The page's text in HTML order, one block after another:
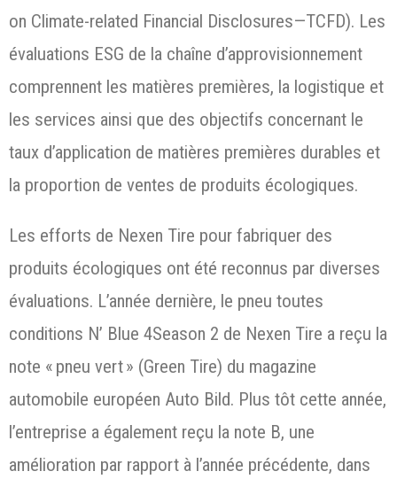
on Climate-related Financial Disclosures—TCFD). Les
évaluations ESG de la chaîne d’approvisionnement
comprennent les matières premières, la logistique et
les services ainsi que des objectifs concernant le
taux d’application de matières premières durables et
la proportion de ventes de produits écologiques.
Les efforts de Nexen Tire pour fabriquer des
produits écologiques ont été reconnus par diverses
évaluations. L’année dernière, le pneu toutes
conditions N’ Blue 4Season 2 de Nexen Tire a reçu la
note « pneu vert » (Green Tire) du magazine
automobile européen Auto Bild. Plus tôt cette année,
l’entreprise a également reçu la note B, une
amélioration par rapport à l’année précédente, dans